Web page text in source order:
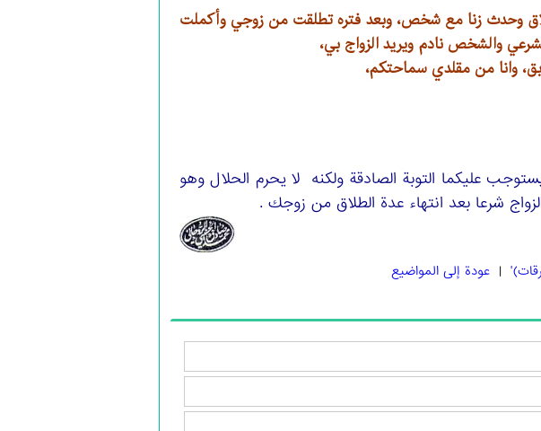
وحدث زنا مع شخص، وبعد فتره تطلقت من زوجي وأكملت
والشخص نادم ويريد الزواج بي،
وانا من مقلدي سماحتكم،
عليكما التوبة الصادقة ولكنه لا يحرم الحلال وهو
شرعا بعد انتهاء عدة الطلاق من زوجك .
| عودة إلى المواضيع